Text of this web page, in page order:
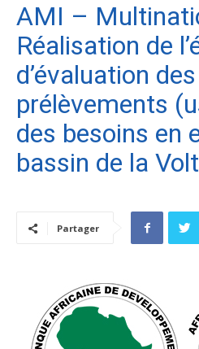
AMI –
Réalisation de
d’évaluation des
prélèvements
des besoins en
bassin de la
Partager